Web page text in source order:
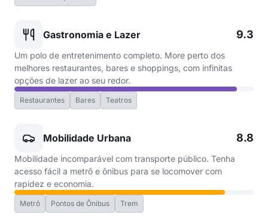
Gastronomia e Lazer 9.3
Um polo de entretenimento completo. More perto dos
melhores restaurantes, bares e shoppings, com infinitas
opções de lazer ao seu redor.
Restaurantes Bares Teatros
Mobilidade Urbana 8.8
Mobilidade incomparável com transporte público. Tenha
acesso fácil a metrô e ônibus para se locomover com
rapidez e economia.
Metrô Pontos de Ônibus Trem